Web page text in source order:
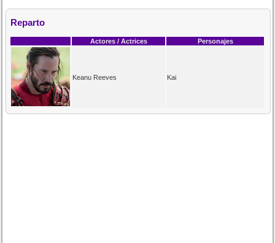
Reparto
Actores / Actrices Personajes
Keanu Reeves Kai